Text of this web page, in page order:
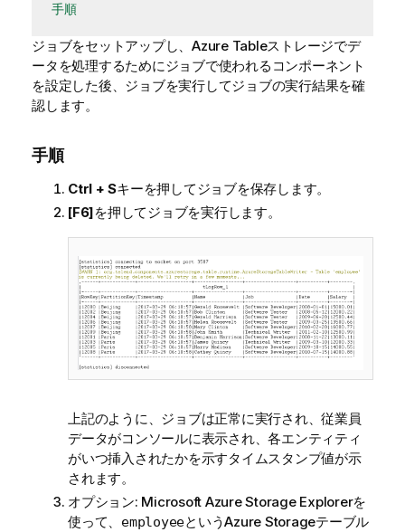
手順
ジョブをセットアップし、Azure Tableストレージでデ
ータを処理するためにジョブで使われるコンポーネント
を設定した後、ジョブを実行してジョブの実行結果を確
認します。
手順
Ctrl + Sキーを押してジョブを保存します。
[F6]を押してジョブを実行します。
上記のように、ジョブは正常に実行され、従業員
データがコンソールに表示され、各エンティティ
がいつ挿入されたかを示すタイムスタンプ値が示
されます。
オプション: Microsoft Azure Storage Explorerを
使って、 employeeというAzure Storageテーブル